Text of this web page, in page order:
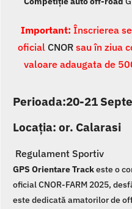
Important: Înscrierea
oficial CNOR sau în ziua
valoare adaugata de
Perioada:20-21
Locația: or. Calarasi
Regulament Sportiv
GPS Orientare Trackeste o
oficial CNOR-FARM 2025,
este dedicată amatorilor de